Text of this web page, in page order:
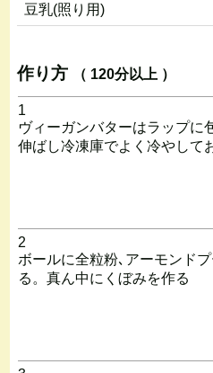
豆乳(照り用)
作り方 （ 120分以上 ）
1
ヴィーガンバターはラップに
伸ばし冷凍庫でよく冷やして
2
ボールに全粒粉､アーモンド
る。真ん中にくぼみを作る